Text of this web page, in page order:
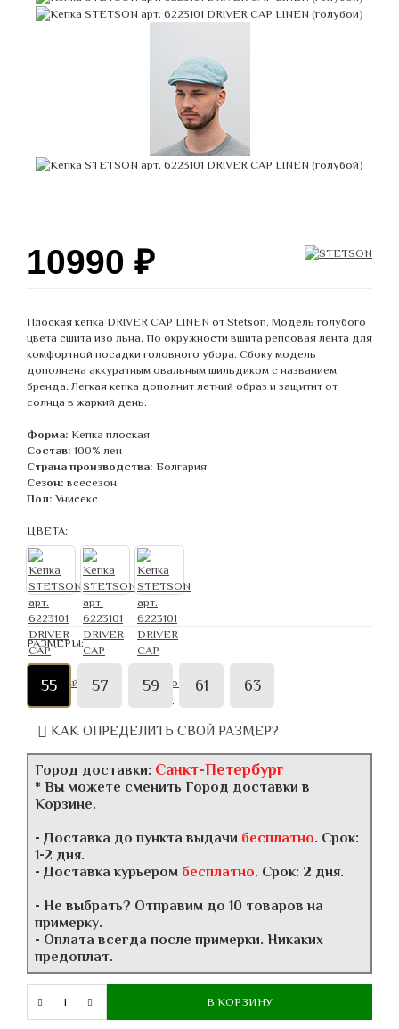
10990 ₽
Плоская кепка DRIVER CAP LINEN от Stetson. Модель голубого
цвета сшита изо льна. По окружности вшита репсовая лента для
комфортной посадки головного убора. Сбоку модель
дополнена аккуратным овальным шильдиком с названием
бренда. Легкая кепка дополнит летний образ и защитит от
солнца в жаркий день.
Форма: Кепка плоская
Состав: 100% лен
Страна производства: Болгария
Сезон: всесезон
Пол: Унисекс
ЦВЕТА:
РАЗМЕРЫ:
55 57 59 61 63
КАК ОПРЕДЕЛИТЬ СВОЙ РАЗМЕР?
Город доставки: Санкт-Петербург
* Вы можете сменить Город доставки в
Корзине.
- Доставка до пункта выдачи бесплатно. Срок:
1-2 дня.
- Доставка курьером бесплатно. Срок: 2 дня.
- Не выбрать? Отправим до 10 товаров на
примерку.
- Оплата всегда после примерки. Никаких
предоплат.
В КОРЗИНУ